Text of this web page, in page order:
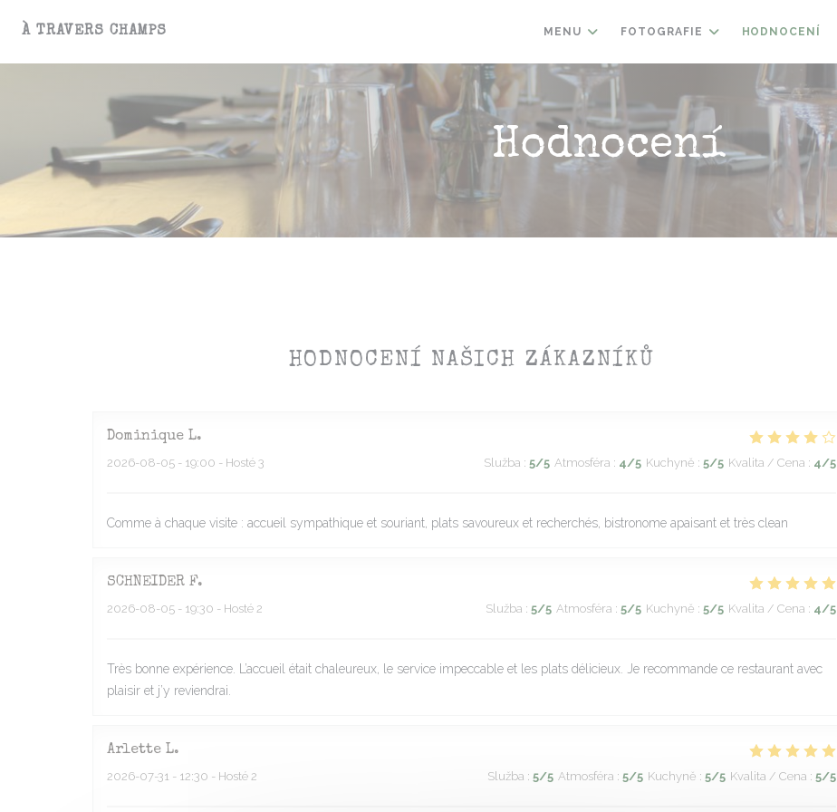
À TRAVERS CHAMPS MENU FOTOGRAFIE HODNOCENÍ
Hodnocení
HODNOCENÍ NAŠICH ZÁKAZNÍKŮ
Dominique L
2026-08-05 - 19:00 - Hosté 3 Služba : 5/5 Atmosféra : 4/5 Kuchyně : 5/5 Kvalita / Cena : 4/5
Comme à chaque visite : accueil sympathique et souriant, plats savoureux et recherchés, bistronome apaisant et très clean
SCHNEIDER F
2026-08-05 - 19:30 - Hosté 2 Služba : 5/5 Atmosféra : 5/5 Kuchyně : 5/5 Kvalita / Cena : 4/5
Très bonne expérience. L’accueil était chaleureux, le service impeccable et les plats délicieux. Je recommande ce restaurant avec
plaisir et j’y reviendrai.
Arlette L
2026-07-31 - 12:30 - Hosté 2 Služba : 5/5 Atmosféra : 5/5 Kuchyně : 5/5 Kvalita / Cena : 5/5